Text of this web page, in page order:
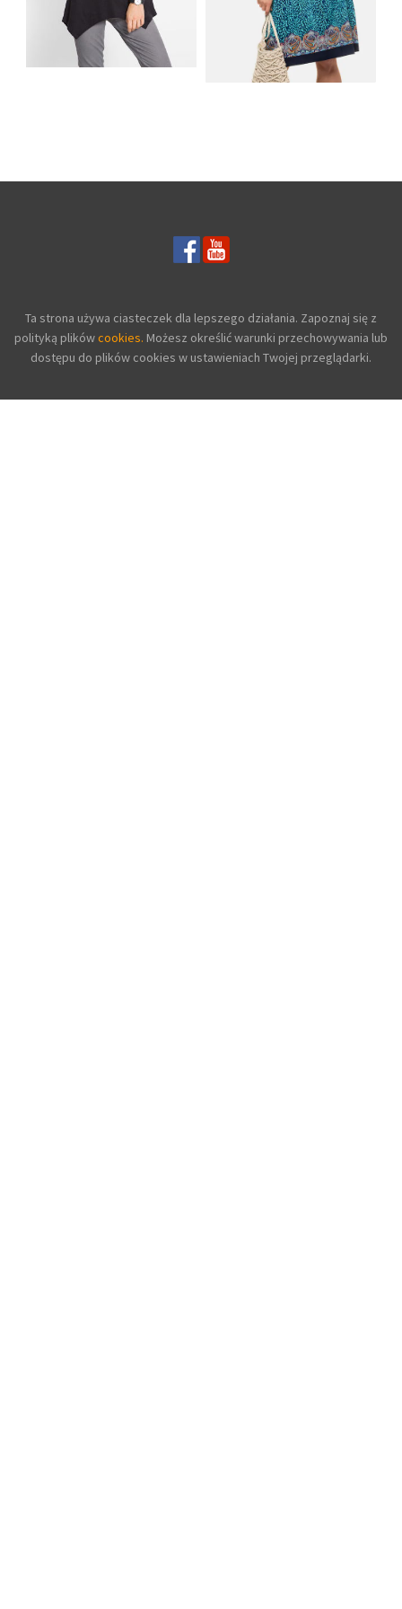
Ta strona używa ciasteczek dla lepszego działania. Zapoznaj się z
polityką plikówcookies. Możesz określić warunki przechowywania lub
dostępu do plików cookies w ustawieniach Twojej przeglądarki.